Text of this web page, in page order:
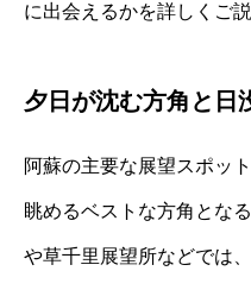
に出会えるかを詳しくご説
夕日が沈む方角と日
阿蘇の主要な展望スポッ
眺めるベストな方角とな
や草千里展望所などでは